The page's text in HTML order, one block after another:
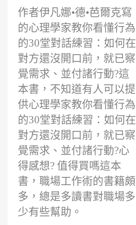
30堂對話練習：
如何在對方還沒
開口前，就已察
覺需求、並付諸
行動?評價?
作者伊凡娜•德•芭爾克寫
的心理學家教你看懂行為
的30堂對話練習：如何在
對方還沒開口前，就已察
覺需求、並付諸行動?這
本書，不知道有人可以提
供心理學家教你看懂行為
的30堂對話練習：如何在
對方還沒開口前，就已察
覺需求、並付諸行動?心
得感想? 值得買嗎這本
書，職場工作術的書籍頗
多，總是多讀書對職場多
少有些幫助。